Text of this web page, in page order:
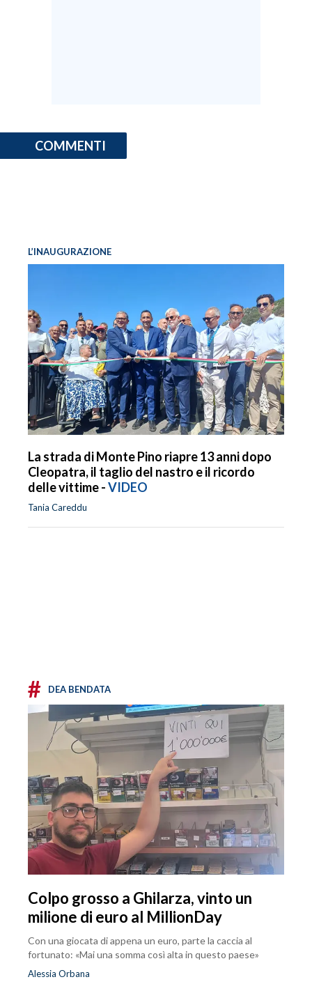
COMMENTI
L’INAUGURAZIONE
La strada di Monte Pino riapre 13 anni dopo
Cleopatra, il taglio del nastro e il ricordo
delle vittime -VIDEO
Tania Careddu
# DEA BENDATA
Colpo grosso a Ghilarza, vinto un
milione di euro al MillionDay
Con una giocata di appena un euro, parte la caccia al
fortunato: «Mai una somma così alta in questo paese»
Alessia Orbana